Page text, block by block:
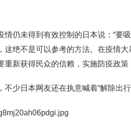
情仍未得到有效控制的日本说：“要
这绝不是可以参考的方法。在疫情
重新获得民众的信赖，实施防疫政
少日本网友还在执意喊着“解除出行